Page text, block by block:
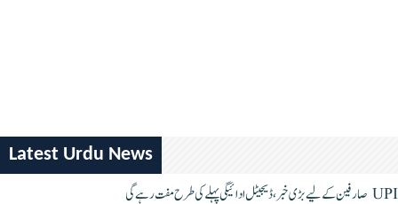
Latest Urdu News
UPI صارفین کے لیے بڑی خبر، ڈیجیٹل ادائیگی پہلے کی طرح مفت رہے گی